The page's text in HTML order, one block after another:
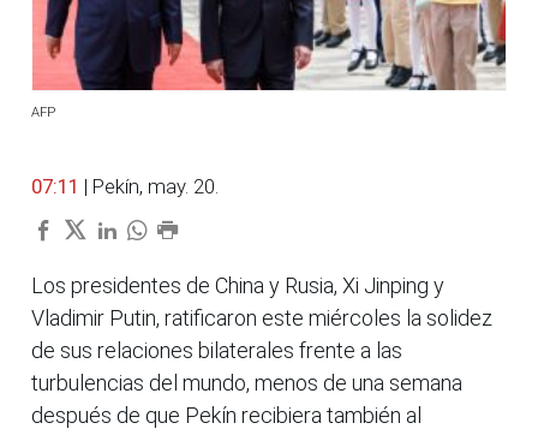
AFP
07:11 | Pekín, may. 20.
Los presidentes de China y Rusia, Xi Jinping y
Vladimir Putin, ratificaron este miércoles la solidez
de sus relaciones bilaterales frente a las
turbulencias del mundo, menos de una semana
después de que Pekín recibiera también al